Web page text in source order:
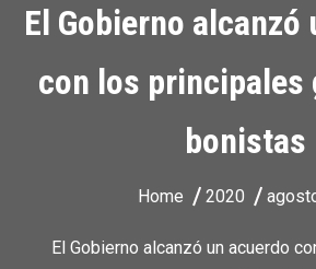
El Gobierno alcanzó
con los principales
bonistas
Home 2020
El Gobierno alcanzó un acuerdo